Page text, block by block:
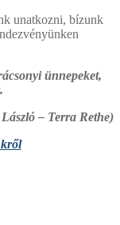
unatkozni, bízunk
ünnepeket,
– Terra Rethe)